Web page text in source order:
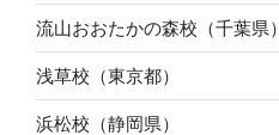
流山おおたかの森校（千葉県）
浅草校（東京都）
浜松校（静岡県）